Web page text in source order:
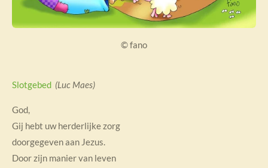
© fano
Slotgebed (Luc Maes)
God,
Gij hebt uw herderlijke zorg
doorgegeven aan Jezus.
Door zijn manier van leven